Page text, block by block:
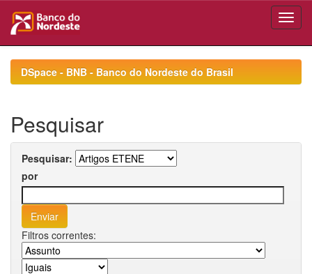
navigationDSpace - BNB - Banco do Nordeste do Brasil
Pesquisar
Pesquisar:
por
Filtros correntes: